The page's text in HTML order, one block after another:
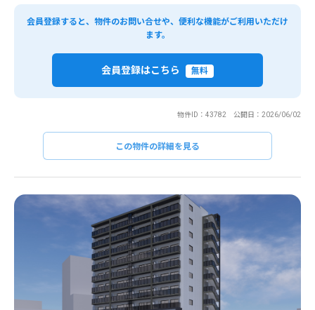
会員登録すると、物件のお問い合せや、便利な機能がご利用いただけ
ます。
会員登録はこちら 無料
物件ID：43782 公開日：2026/06/02
この物件の詳細を見る